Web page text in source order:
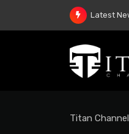
Latest
Titan Channel